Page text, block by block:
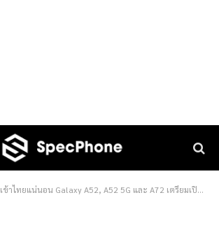
เข้าไทยแน่นอน Galaxy A52, A52 5G และ A72 เตรียมเปิดตัวกลางเดือนนี้